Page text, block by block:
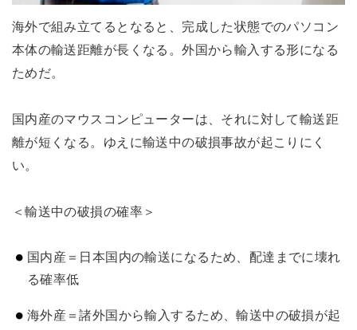
海外で組み立てるとなると、完成した状態でのパソコン
本体の輸送距離が長くなる。外国から輸入する形になる
ためだ。
国内産のマウスコンピューターは、それに対して輸送距
離が短くなる。ゆえに輸送中の破損事故が起こりにく
い。
＜輸送中の破損の確率＞
国内産＝日本国内の輸送になるため、配達までに壊れ
る確率低
海外産＝諸外国から輸入するため、輸送中の破損が起